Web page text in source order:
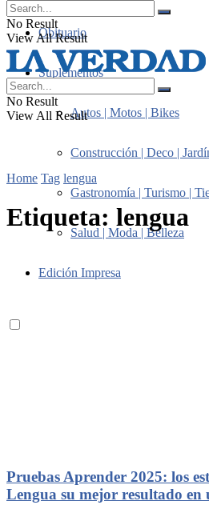
Obituario
Suplementos
Autos | Motos | Bikes
Construcción | Deco |
Gastronomía | Turismo |
Salud | Moda | Belleza
Edición Impresa
No Result
View All Result
No Result
View All Result
Home Tag lengua
Etiqueta: lengua
Pruebas Aprender 2025: los
Lengua su mejor resultado en